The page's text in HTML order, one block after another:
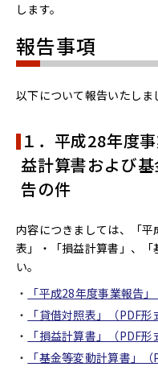
します。
報告事項
以下について報告いたしま
１．平成28年度
益計算書および
告の件
内容につきましては、「
表」・「損益計算書」、
い。
「平成28年度事業報告
「貸借対照表」（PDF形
「損益計算書」（PDF形
「基金等変動計算書」（